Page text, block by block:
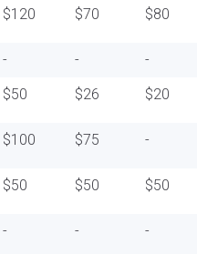
$120 $70 $80
- - -
$50 $26 $20
$100 $75 -
$50 $50 $50
- - -